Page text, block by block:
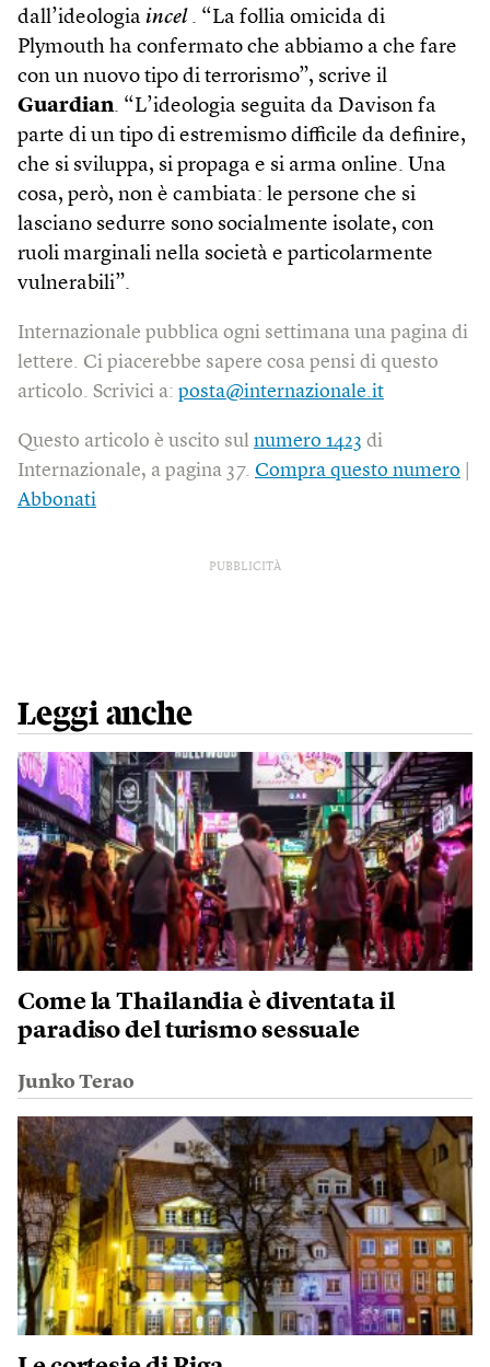
dall’ideologia incel . “La follia omicida di
Plymouth ha confermato che abbiamo a che fare
con un nuovo tipo di terrorismo”, scrive il
Guardian. “L’ideologia seguita da Davison fa
parte di un tipo di estremismo difficile da definire,
che si sviluppa, si propaga e si arma online. Una
cosa, però, non è cambiata: le persone che si
lasciano sedurre sono socialmente isolate, con
ruoli marginali nella società e particolarmente
vulnerabili”.
Internazionale pubblica ogni settimana una pagina di
lettere. Ci piacerebbe sapere cosa pensi di questo
articolo. Scrivici a: posta@internazionale.it
Questo articolo è uscito sul numero 1423 di
Internazionale, a pagina 37. Compra questo numero
Abbonati
PUBBLICITÀ
Leggi anche
Come la Thailandia è diventata il
paradiso del turismo sessuale
Junko Terao